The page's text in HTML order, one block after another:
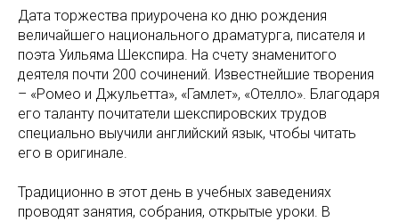
Дата торжества приурочена ко дню рождения
величайшего национального драматурга, писателя и
поэта Уильяма Шекспира. На счету знаменитого
деятеля почти 200 сочинений. Известнейшие творения
– «Ромео и Джульетта», «Гамлет», «Отелло». Благодаря
его таланту почитатели шекспировских трудов
специально выучили английский язык, чтобы читать
его в оригинале.
Традиционно в этот день в учебных заведениях
проводят занятия, собрания, открытые уроки. В